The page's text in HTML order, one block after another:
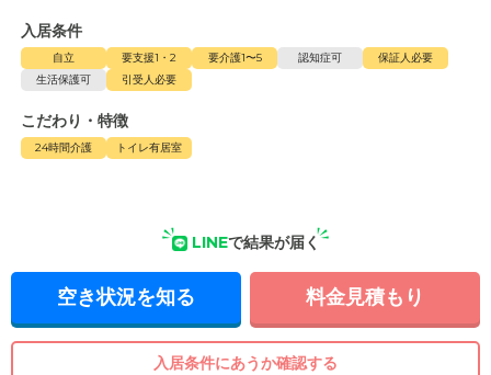
入居条件
自立 要支援1・2 要介護1〜5 認知症可
保証人必要
生活保護可
引受人必要
こだわり・特徴
24時間介護 トイレ有居室
LINEで結果が届く
空き状況を知る 料金見積もり
入居条件にあうか確認する